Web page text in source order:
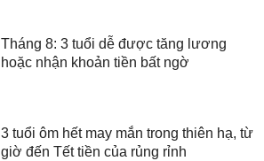
Tháng 8: 3 tuổi dễ được tăng lương
hoặc nhận khoản tiền bất ngờ
3 tuổi ôm hết may mắn trong thiên hạ, từ
giờ đến Tết tiền của rủng rỉnh